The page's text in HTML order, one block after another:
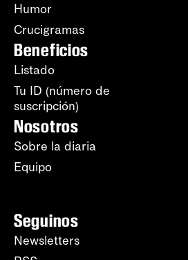
Humor
Crucigramas
Beneficios
Listado
Tu ID (número de
suscripción)
Nosotros
Sobre la diaria
Equipo
Seguinos
Newsletters